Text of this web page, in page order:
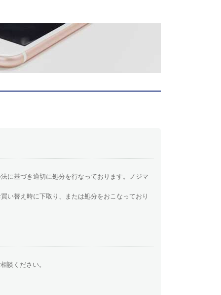
に基づき適切に処分を行なっております。ノジマ
い替え時に下取り、または処分をおこなっており
談ください。